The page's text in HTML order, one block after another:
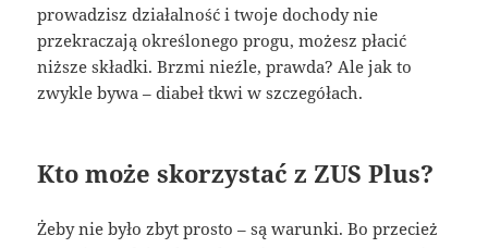
prowadzisz działalność i twoje dochody nie
przekraczają określonego progu, możesz płacić
niższe składki. Brzmi nieźle, prawda? Ale jak to
zwykle bywa – diabeł tkwi w szczegółach.
Kto może skorzystać z ZUS Plus?
Żeby nie było zbyt prosto – są warunki. Bo przecież